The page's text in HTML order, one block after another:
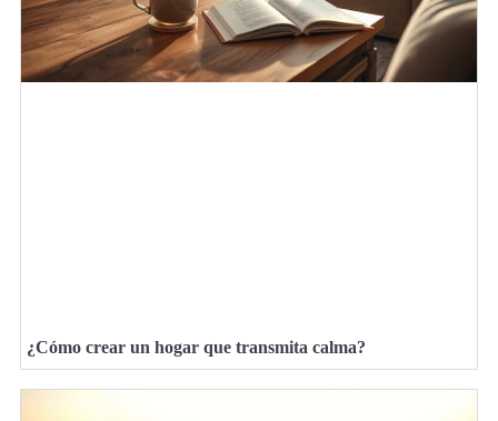
¿Cómo crear un hogar que transmita calma?